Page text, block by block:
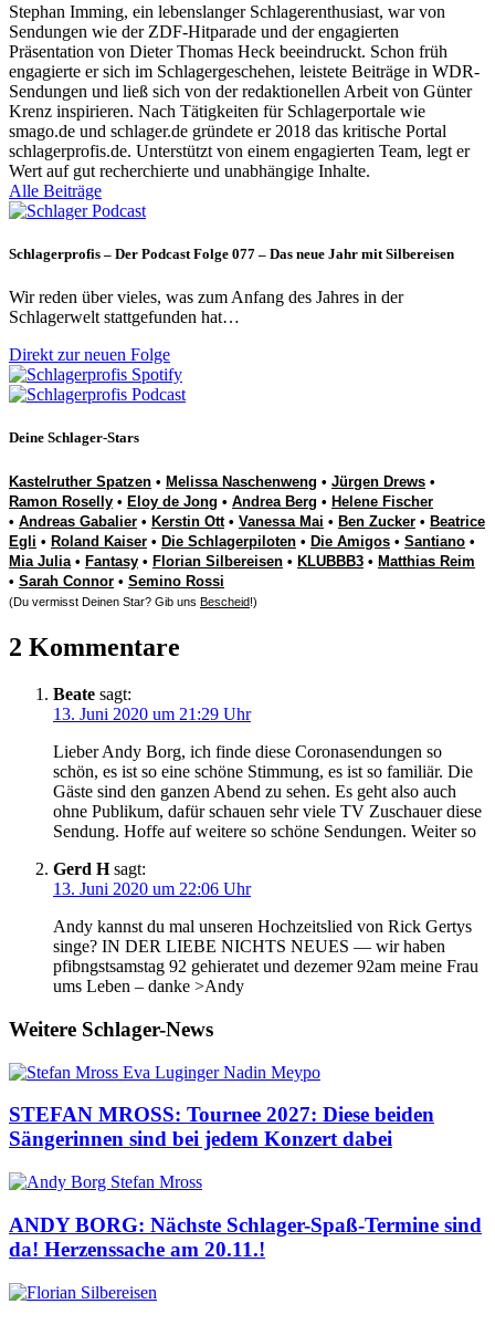
Stephan Imming, ein lebenslanger Schlagerenthusiast, war von
Sendungen wie der ZDF-Hitparade und der engagierten
Präsentation von Dieter Thomas Heck beeindruckt. Schon früh
engagierte er sich im Schlagergeschehen, leistete Beiträge in WDR-
Sendungen und ließ sich von der redaktionellen Arbeit von Günter
Krenz inspirieren. Nach Tätigkeiten für Schlagerportale wie
smago.de und schlager.de gründete er 2018 das kritische Portal
schlagerprofis.de. Unterstützt von einem engagierten Team, legt er
Wert auf gut recherchierte und unabhängige Inhalte.
Alle Beiträge
Schlagerprofis – Der Podcast Folge 077 – Das neue Jahr mit Silbereisen
Wir reden über vieles, was zum Anfang des Jahres in der
Schlagerwelt stattgefunden hat…
Direkt zur neuen Folge
Deine Schlager-Stars
Kastelruther Spatzen • Melissa Naschenweng • Jürgen Drews •
Ramon Roselly • Eloy de Jong • Andrea Berg • Helene Fischer
• Andreas Gabalier • Kerstin Ott• Vanessa Mai • Ben Zucker • Beatrice
Egli • Roland Kaiser • Die Schlagerpiloten • Die Amigos • Santiano •
Mia Julia• Fantasy • Florian Silbereisen • KLUBBB3 • Matthias Reim
• Sarah Connor • Semino Rossi
(Du vermisst Deinen Star? Gib uns Bescheid!)
2 Kommentare
Beate sagt:
13. Juni 2020 um 21:29 Uhr
Lieber Andy Borg, ich finde diese Coronasendungen so
schön, es ist so eine schöne Stimmung, es ist so familiär. Die
Gäste sind den ganzen Abend zu sehen. Es geht also auch
ohne Publikum, dafür schauen sehr viele TV Zuschauer diese
Sendung. Hoffe auf weitere so schöne Sendungen. Weiter so
Gerd H sagt:
13. Juni 2020 um 22:06 Uhr
Andy kannst du mal unseren Hochzeitslied von Rick Gertys
singe? IN DER LIEBE NICHTS NEUES — wir haben
pfibngstsamstag 92 gehieratet und dezemer 92am meine Frau
ums Leben – danke >Andy
Weitere Schlager-News
STEFAN MROSS: Tournee 2027: Diese beiden
Sängerinnen sind bei jedem Konzert dabei
ANDY BORG: Nächste Schlager-Spaß-Termine sind
da! Herzenssache am 20.11.!